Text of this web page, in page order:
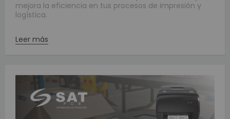
mejora la eficiencia en tus procesos de impresión y
logística.
Leer más